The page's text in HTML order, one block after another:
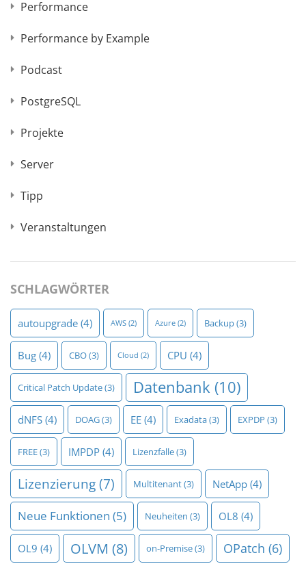
Performance
Performance by Example
Podcast
PostgreSQL
Projekte
Server
Tipp
Veranstaltungen
SCHLAGWÖRTER
autoupgrade (4) AWS (2) Azure (2) Backup(3)
Bug (4) CBO(3) Cloud (2) CPU (4)
Critical Patch Update(3) Datenbank (10)
dNFS (4) DOAG(3) EE (4) Exadata(3) EXPDP (3)
FREE(3) IMPDP (4) Lizenzfalle(3)
Lizenzierung(7) Multitenant(3) NetApp (4)
Neue Funktionen (5) Neuheiten (3) OL8 (4)
OL9 (4) OLVM (8) on-Premise(3) OPatch (6)